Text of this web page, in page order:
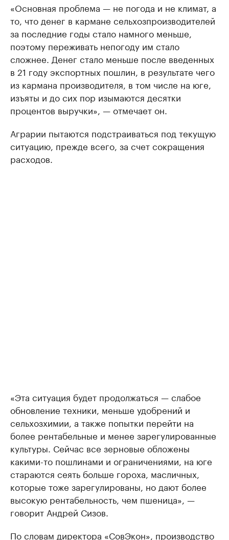
«Основная проблема — не погода и не климат, а
то, что денег в кармане сельхозпроизводителей
за последние годы стало намного меньше,
поэтому переживать непогоду им стало
сложнее. Денег стало меньше после введенных
в 21 году экспортных пошлин, в результате чего
из кармана производителя, в том числе на юге,
изъяты и до сих пор изымаются десятки
процентов выручки», — отмечает он.
Аграрии пытаются подстраиваться под текущую
ситуацию, прежде всего, за счет сокращения
расходов.
«Эта ситуация будет продолжаться — слабое
обновление техники, меньше удобрений и
сельхозхимии, а также попытки перейти на
более рентабельные и менее зарегулированные
культуры. Сейчас все зерновые обложены
какими-то пошлинами и ограничениями, на юге
стараются сеять больше гороха, масличных,
которые тоже зарегулированы, но дают более
высокую рентабельность, чем пшеница», —
говорит Андрей Сизов.
По словам директора «СовЭкон», производство